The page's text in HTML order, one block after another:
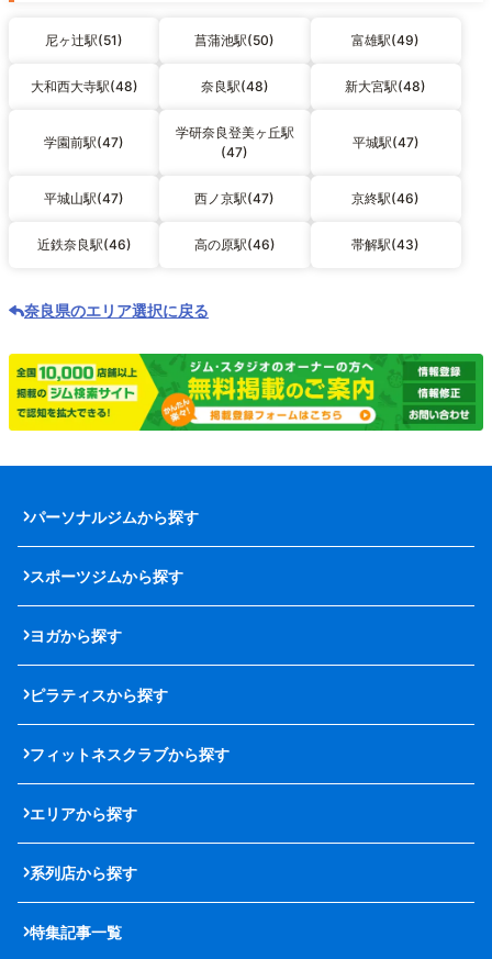
尼ヶ辻駅(51) 菖蒲池駅(50) 富雄駅(49)
大和西大寺駅(48) 奈良駅(48) 新大宮駅(48)
学園前駅(47)
学研奈良登美ヶ丘駅
(47)
平城駅(47)
平城山駅(47) 西ノ京駅(47) 京終駅(46)
近鉄奈良駅(46) 高の原駅(46) 帯解駅(43)
奈良県のエリア選択に戻る
パーソナルジムから探す
スポーツジムから探す
ヨガから探す
ピラティスから探す
フィットネスクラブから探す
エリアから探す
系列店から探す
特集記事一覧